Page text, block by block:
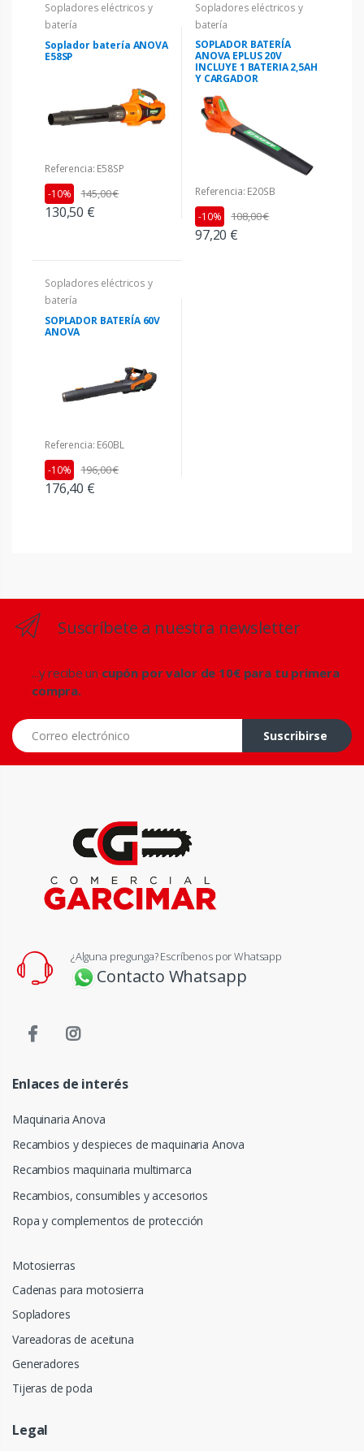
Sopladores eléctricos y
batería
Soplador batería ANOVA
E58SP
Referencia: E58SP
130,50 €
-10% 145,00 €
Sopladores eléctricos y
batería
SOPLADOR BATERÍA
ANOVA EPLUS 20V
INCLUYE 1 BATERIA 2,5AH
Y CARGADOR
Referencia: E20SB
97,20 €
-10% 108,00 €
Sopladores eléctricos y
batería
SOPLADOR BATERÍA 60V
ANOVA
Referencia: E60BL
176,40 €
-10% 196,00 €
Suscríbete a nuestra newsletter
...y recibe un cupón por valor de 10€ para tu primera
compra.
Correo electrónico
Suscribirse
¿Alguna pregunga? Escríbenos por Whatsapp
Contacto Whatsapp
Enlaces de interés
Maquinaria Anova
Recambios y despieces de maquinaria Anova
Recambios maquinaria multimarca
Recambios, consumibles y accesorios
Ropa y complementos de protección
Motosierras
Cadenas para motosierra
Sopladores
Vareadoras de aceituna
Generadores
Tijeras de poda
Legal